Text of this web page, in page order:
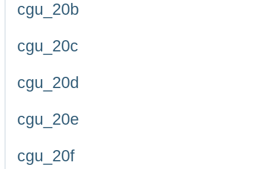
cgu_20b
cgu_20c
cgu_20d
cgu_20e
cgu_20f